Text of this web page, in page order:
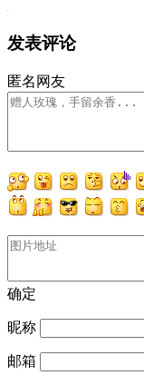
发表评论
匿名网友
确定
昵称
邮箱